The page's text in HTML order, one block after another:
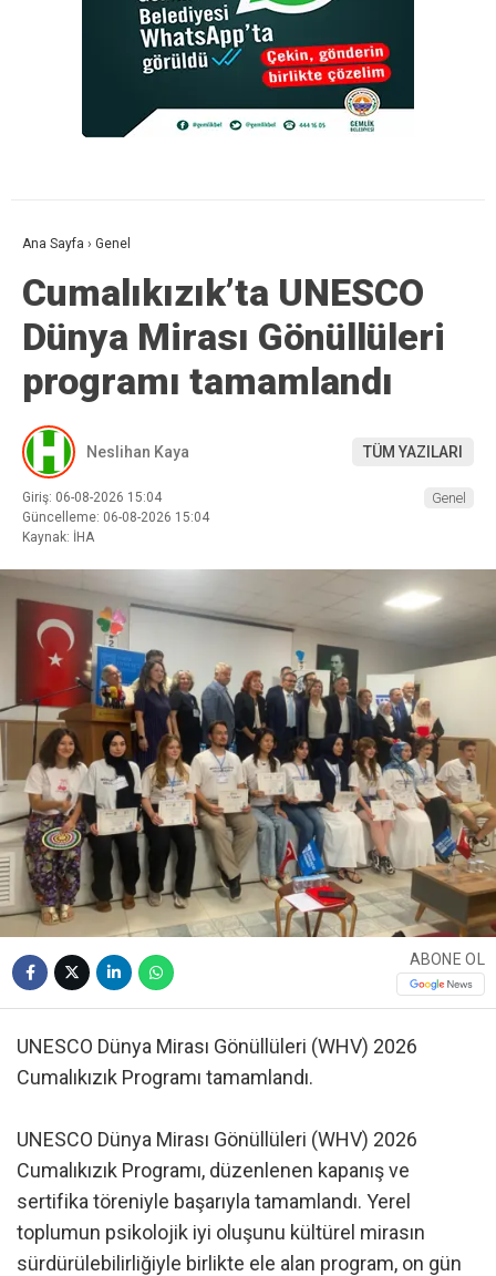
Ana Sayfa › Genel
Cumalıkızık’ta UNESCO
Dünya Mirası Gönüllüleri
programı tamamlandı
Neslihan Kaya TÜM YAZILARI
Giriş: 06-08-2026 15:04
Güncelleme: 06-08-2026 15:04
Kaynak: İHA
Genel
ABONE OL
UNESCO Dünya Mirası Gönüllüleri (WHV) 2026
Cumalıkızık Programı tamamlandı.
UNESCO Dünya Mirası Gönüllüleri (WHV) 2026
Cumalıkızık Programı, düzenlenen kapanış ve
sertifika töreniyle başarıyla tamamlandı. Yerel
toplumun psikolojik iyi oluşunu kültürel mirasın
sürdürülebilirliğiyle birlikte ele alan program, on gün